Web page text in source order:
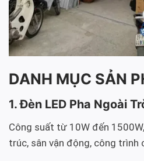
DANH MỤC SẢN
1. Đèn LED Pha Ngoài
Công suất từ 10W đến
trúc, sân vận động, công trình